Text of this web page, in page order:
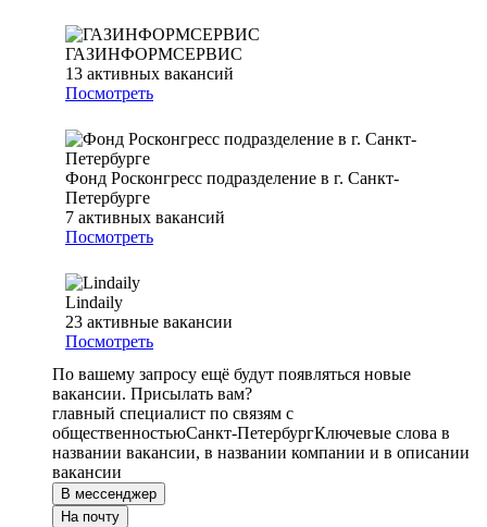
ГАЗИНФОРМСЕРВИС
13 активных вакансий
Посмотреть
Фонд Росконгресс подразделение в г. Санкт-
Петербурге
7 активных вакансий
Посмотреть
Lindaily
23 активные вакансии
Посмотреть
По вашему запросу ещё будут появляться новые
вакансии. Присылать вам?
главный специалист по связям с
общественностьюСанкт-ПетербургКлючевые слова в
названии вакансии, в названии компании и в описании
вакансии
В мессенджер
На почту